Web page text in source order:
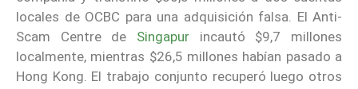
locales de OCBC para una adquisición falsa. El Anti-
Scam Centre de Singapur incautó $9,7 millones
localmente, mientras $26,5 millones habían pasado a
Hong Kong. El trabajo conjunto recuperó luego otros